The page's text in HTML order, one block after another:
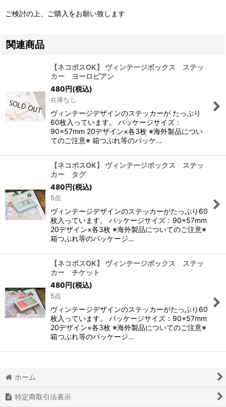
ご検討の上、ご購入をお願い致します
関連商品
【ネコポスOK】 ヴィンテージボックス ステッ
カー ヨーロピアン
480円(税込)
在庫なし
ヴィンテージデザインのステッカーが たっぷり
60枚入っています。 パッケージサイズ：
90×57mm 20デザイン×各3枚 ※海外製品につい
てのご注意※ 箱つぶれ等のパッケ…
【ネコポスOK】 ヴィンテージボックス ステッ
カー タグ
480円(税込)
5点
ヴィンテージデザインのステッカーがたっぷり60
枚入っています。 パッケージサイズ：90×57mm
20デザイン×各3枚 ※海外製品についてのご注意※
箱つぶれ等のパッケージ…
【ネコポスOK】 ヴィンテージボックス ステッ
カー チケット
480円(税込)
5点
ヴィンテージデザインのステッカーがたっぷり60
枚入っています。 パッケージサイズ：90×57mm
20デザイン×各3枚 ※海外製品についてのご注意※
箱つぶれ等のパッケージ…
ホーム
特定商取引法表示